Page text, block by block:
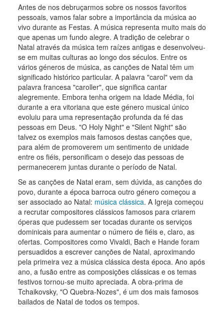
Antes de nos debruçarmos sobre os nossos favoritos
pessoais, vamos falar sobre a importância da música ao
vivo durante as Festas. A música representa muito mais do
que apenas um fundo alegre. A tradição de celebrar o
Natal através da música tem raízes antigas e desenvolveu-
se em muitas culturas ao longo dos séculos. Entre os
vários géneros de música, as canções de Natal têm um
significado histórico particular. A palavra "carol" vem da
palavra francesa "caroller", que significa cantar
alegremente. Embora tenha origem na Idade Média, foi
durante a era vitoriana que este género musical único
evoluiu para uma representação profunda da fé das
pessoas em Deus. "O Holy Night" e "Silent Night" são
talvez os exemplos mais famosos destas canções que,
para além de promoverem um sentimento de unidade
entre os fiéis, personificam o desejo das pessoas de
permanecerem juntas durante o período de Natal.
Se as canções de Natal eram, sem dúvida, as canções do
povo, durante a época barroca outro género começou a
ser associado ao Natal: música clássica. A Igreja começou
a recrutar compositores clássicos famosos para criarem
óperas que pudessem ser tocadas durante os serviços
dominicais para aumentar o número de fiéis e, claro, as
ofertas. Compositores como Vivaldi, Bach e Hande foram
persuadidos a escrever canções de Natal, aproximando
pela primeira vez a música clássica desta época. Ano após
ano, a fusão entre as composições clássicas e os temas
festivos tornou-se muito apreciada. A obra-prima de
Tchaikovsky, "O Quebra-Nozes", é um dos mais famosos
bailados de Natal de todos os tempos.